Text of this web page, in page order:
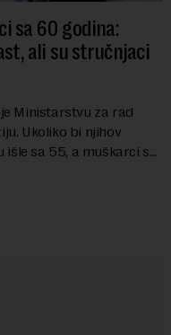
sa 60 godina:
ali su stručnjaci
Ministarstvu za rad
Ukoliko bi njihov
išle sa 55, a muškarci sa